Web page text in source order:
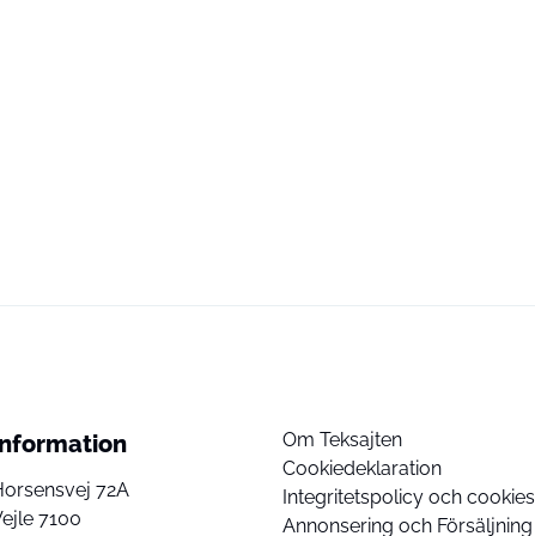
72A
7100
Om Teksajten
Cookiedeklaration
Integritetspolicy och cookies
Annonsering och Försäljning